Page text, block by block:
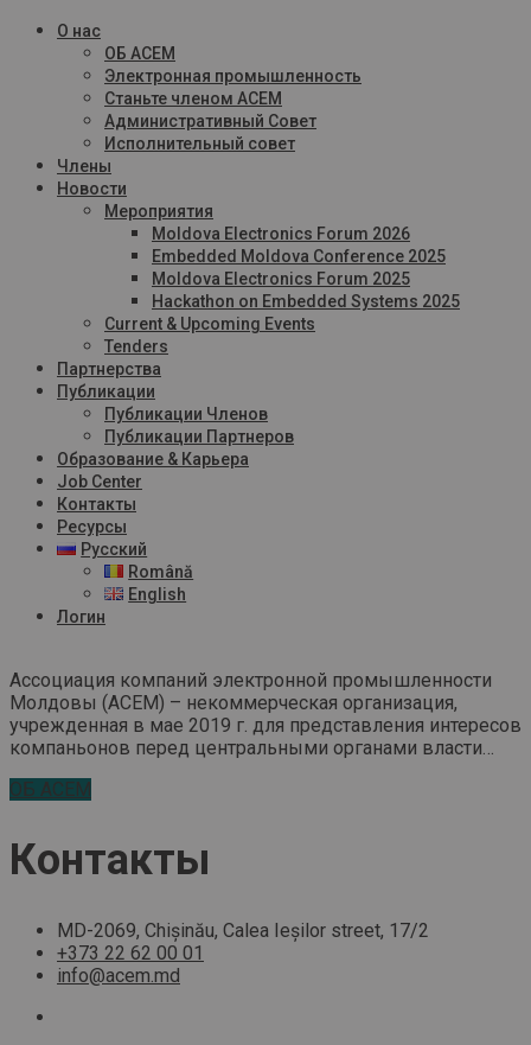
О нас
ОБ ACEM
Электронная промышленность
Станьте членом ACEM
Административный Совет
Исполнительный совет
Члены
Новости
Мероприятия
Moldova Electronics Forum 2026
Embedded Moldova Conference 2025
Moldova Electronics Forum 2025
Hackathon on Embedded Systems 2025
Current & Upcoming Events
Tenders
Партнерства
Публикации
Публикации Членов
Публикации Партнеров
Образование & Карьера
Job Center
Контакты
Ресурсы
Русский
Română
English
Логин
Ассоциация компаний электронной промышленности
Молдовы (ACEM) – некоммерческая организация,
учрежденная в мае 2019 г. для представления интересов
компаньонов перед центральными органами власти…
ОБ ACEM
Контакты
MD-2069, Chișinău, Calea Ieșilor street, 17/2
+373 22 62 00 01
info@acem.md